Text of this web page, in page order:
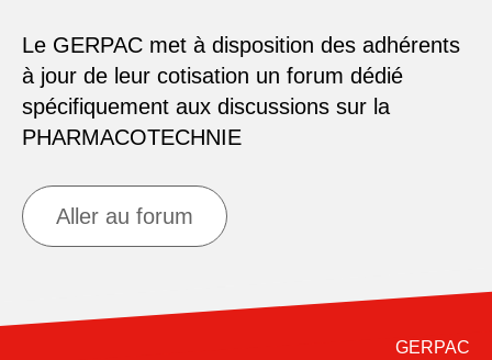
Le GERPAC met à disposition des adhérents
à jour de leur cotisation un forum dédié
spécifiquement aux discussions sur la
PHARMACOTECHNIE
Aller au forum
GERPAC